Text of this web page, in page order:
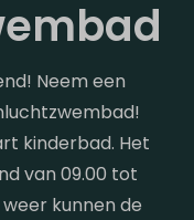
Neem een
kinderbad. Het
van 09.00 tot
kunnen de